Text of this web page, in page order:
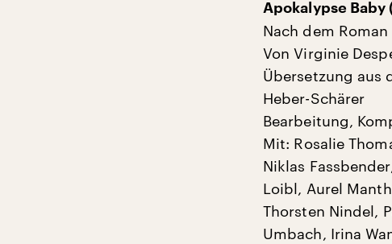
Apokalypse Baby
Nach dem Roman
Von Virginie
Übersetzung aus
Heber-Schärer
Bearbeitung,
Mit: Rosalie
Niklas
Loibl, Aurel
Thorsten Nindel,
Umbach, Irina